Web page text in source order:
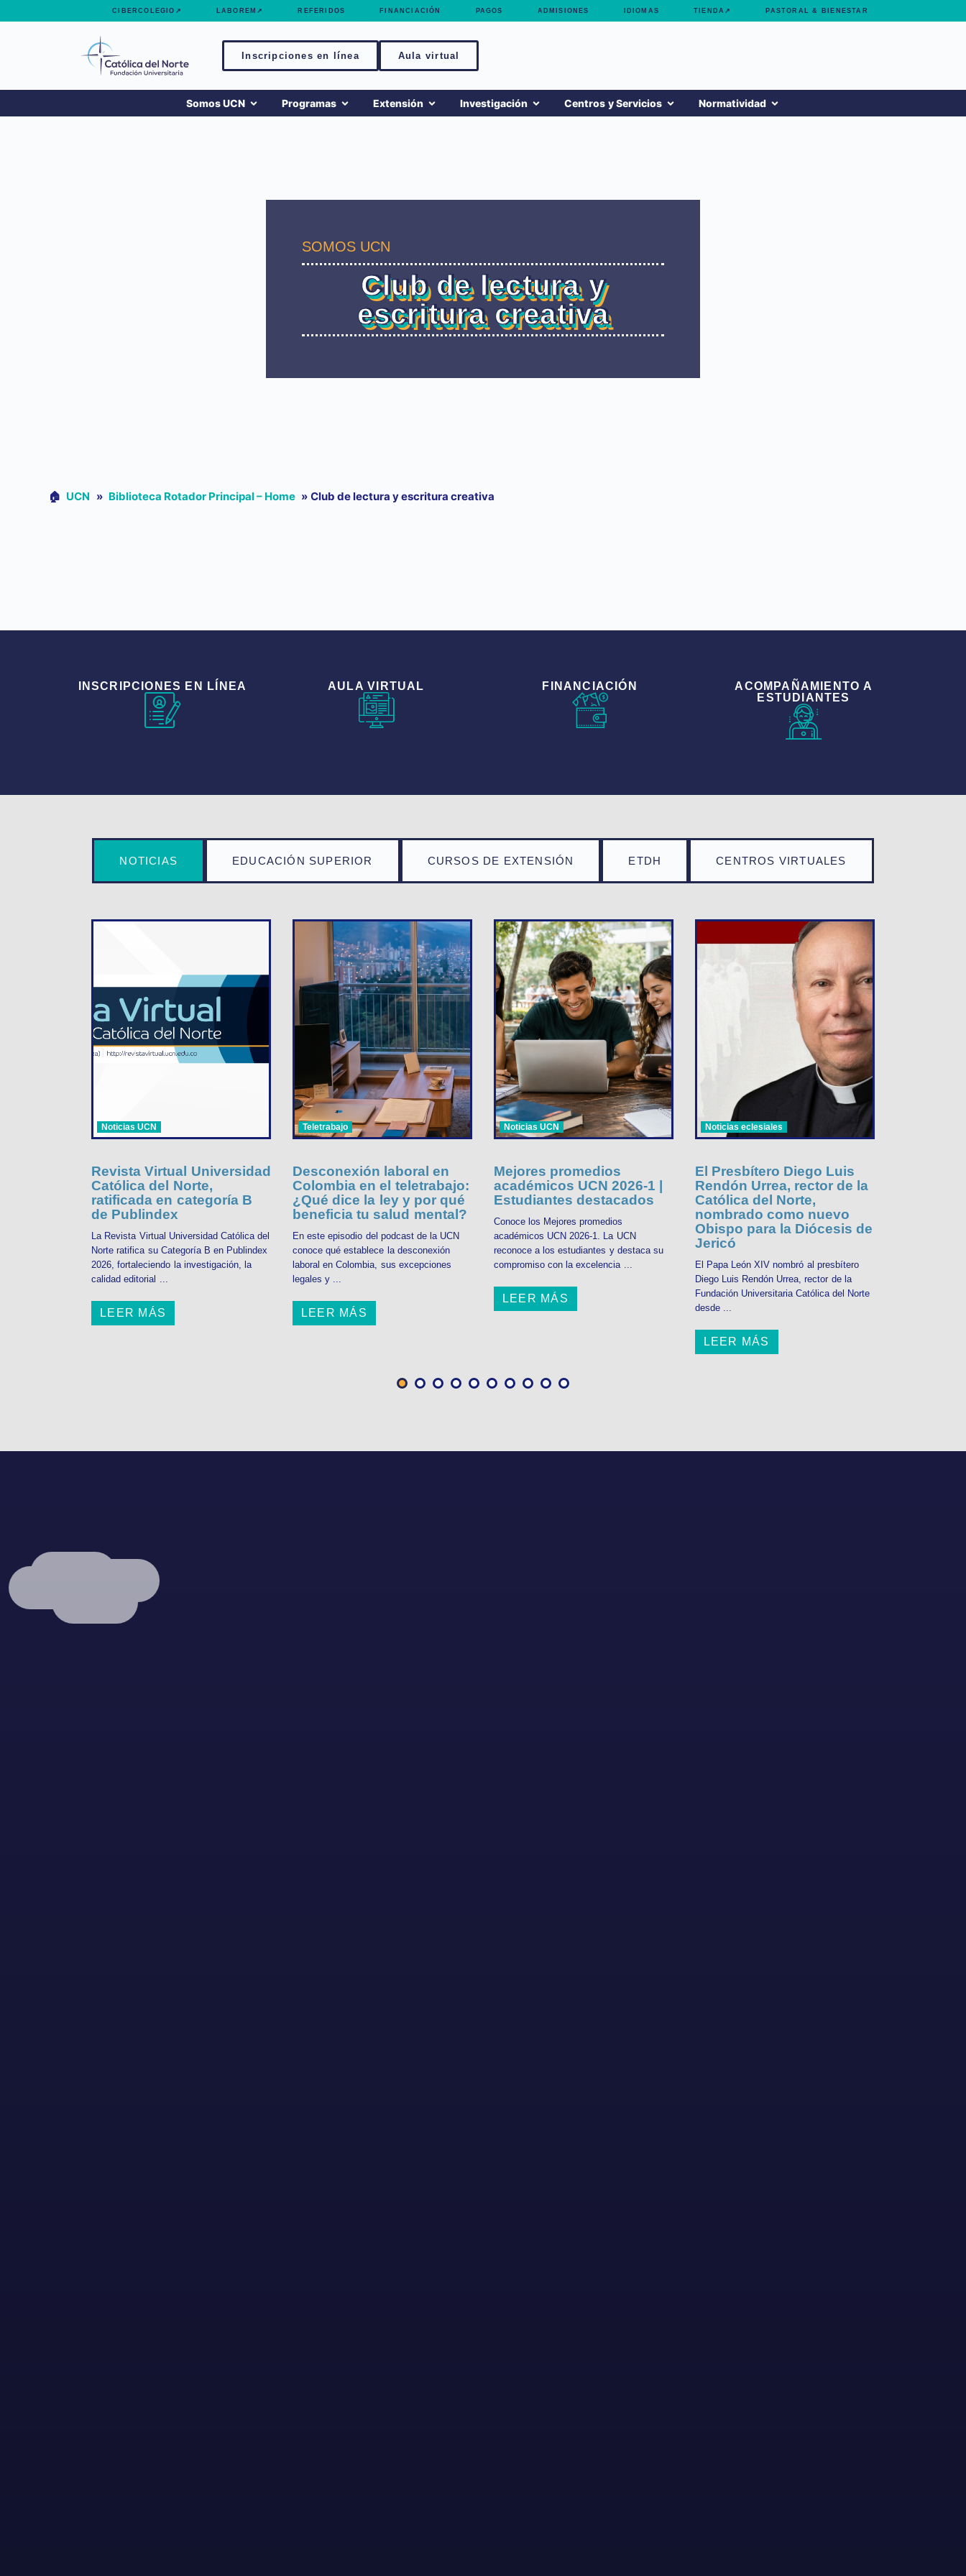
CIBERCOLEGIO↗ LABOREM↗ REFERIDOS FINANCIACIÓN PAGOS ADMISIONES IDIOMAS TIENDA↗ PASTORAL & BIENESTAR
Inscripciones en línea Aula virtual
Somos UCN Programas Extensión Investigación Centros y Servicios Normatividad
SOMOS UCN
Club de lectura y
escritura creativa
🏠︎ UCN » Biblioteca Rotador Principal – Home » Club de lectura y escritura creativa
INSCRIPCIONES EN LÍNEA AULA VIRTUAL FINANCIACIÓN
ACOMPAÑAMIENTO A
ESTUDIANTES
NOTICIAS EDUCACIÓN SUPERIOR CURSOS DE EXTENSIÓN ETDH CENTROS VIRTUALES
Noticias UCN
Revista Virtual Universidad
Católica del Norte,
ratificada en categoría B
de Publindex
La Revista Virtual Universidad Católica del
Norte ratifica su Categoría B en Publindex
2026, fortaleciendo la investigación, la
calidad editorial ...
LEER MÁS
Teletrabajo
Desconexión laboral en
Colombia en el teletrabajo:
¿Qué dice la ley y por qué
beneficia tu salud mental?
En este episodio del podcast de la UCN
conoce qué establece la desconexión
laboral en Colombia, sus excepciones
legales y ...
LEER MÁS
Noticias UCN
Mejores promedios
académicos UCN 2026-1 |
Estudiantes destacados
Conoce los Mejores promedios
académicos UCN 2026-1. La UCN
reconoce a los estudiantes y destaca su
compromiso con la excelencia ...
LEER MÁS
Noticias eclesiales
El Presbítero Diego Luis
Rendón Urrea, rector de la
Católica del Norte,
nombrado como nuevo
Obispo para la Diócesis de
Jericó
El Papa León XIV nombró al presbítero
Diego Luis Rendón Urrea, rector de la
Fundación Universitaria Católica del Norte
desde ...
LEER MÁS